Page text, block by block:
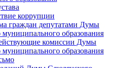
коррупции
граждан депутатами Думы
образования
комиссии Думы
образования